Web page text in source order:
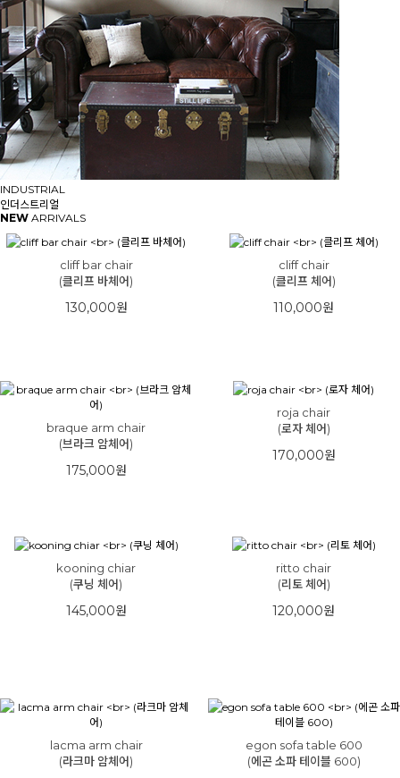
INDUSTRIAL
인더스트리얼
NEW ARRIVALS
cliff bar chair
(클리프 바체어)
130,000원
cliff chair
(클리프 체어)
110,000원
braque arm chair
(브라크 암체어)
175,000원
roja chair
(로자 체어)
170,000원
kooning chiar
(쿠닝 체어)
145,000원
ritto chair
(리토 체어)
120,000원
lacma arm chair
(라크마 암체어)
egon sofa table 600
(에곤 소파 테이블 600)